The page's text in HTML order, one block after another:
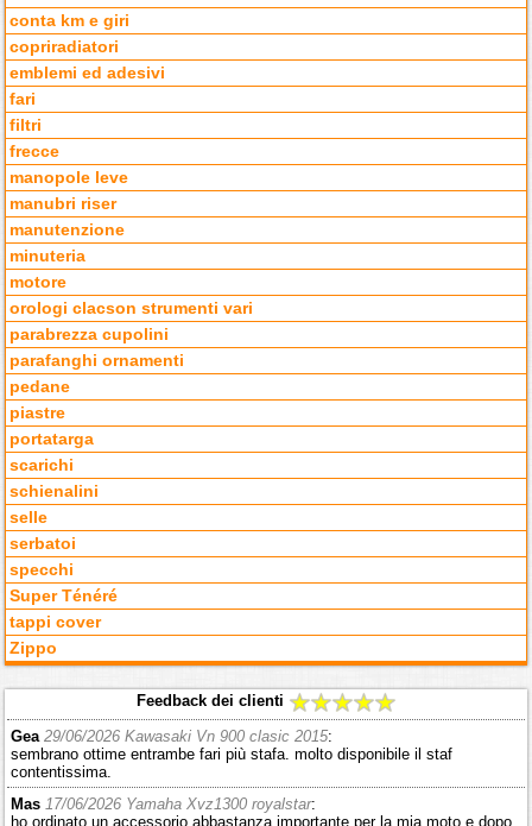
conta km e giri
copriradiatori
emblemi ed adesivi
fari
filtri
frecce
manopole leve
manubri riser
manutenzione
minuteria
motore
orologi clacson strumenti vari
parabrezza cupolini
parafanghi ornamenti
pedane
piastre
portatarga
scarichi
schienalini
selle
serbatoi
specchi
Super Ténéré
tappi cover
Zippo
Feedback dei clienti
Gea 29/06/2026 Kawasaki Vn 900 clasic 2015:
sembrano ottime entrambe fari più stafa. molto disponibile il staf
contentissima.
Mas 17/06/2026 Yamaha Xvz1300 royalstar:
ho ordinato un accessorio abbastanza importante per la mia moto e dopo